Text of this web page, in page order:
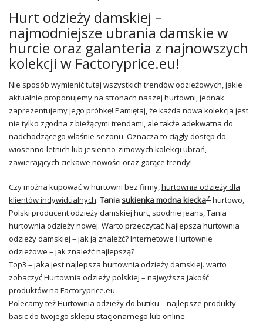
Hurt odzieży damskiej –
najmodniejsze ubrania damskie w
hurcie oraz galanteria z najnowszych
kolekcji w Factoryprice.eu!
Nie sposób wymienić tutaj wszystkich trendów odzieżowych, jakie
aktualnie proponujemy na stronach naszej hurtowni, jednak
zaprezentujemy jego próbkę! Pamiętaj, że każda nowa kolekcja jest
nie tylko zgodna z bieżącymi trendami, ale także adekwatna do
nadchodzącego właśnie sezonu. Oznacza to ciągły dostęp do
wiosenno-letnich lub jesienno-zimowych kolekcji ubrań,
zawierających ciekawe nowości oraz gorące trendy!
Czy można kupować w hurtowni bez firmy,hurtownia odzieży dla
klientów indywidualnych. Taniasukienka modna kiecka
hurtowo,
Polski producent odzieży damskiej hurt, spodnie jeans, Tania
hurtownia odzieży nowej. Warto przeczytać Najlepsza hurtownia
odzieży damskiej – jak ją znaleźć? Internetowe Hurtownie
odzieżowe – jak znaleźć najlepszą?
Top3 – jaka jest najlepsza hurtownia odzieży damskiej. warto
zobaczyć Hurtownia odzieży polskiej – najwyższa jakość
produktów na Factoryprice.eu.
Polecamy też Hurtownia odzieży do butiku – najlepsze produkty
basic do twojego sklepu stacjonarnego lub online.